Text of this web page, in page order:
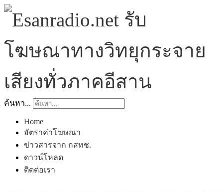
ค้นหา...
Home
อัตราค่าโฆษณา
ข่าวสารจาก กสทช.
ดาวน์โหลด
ติดต่อเรา